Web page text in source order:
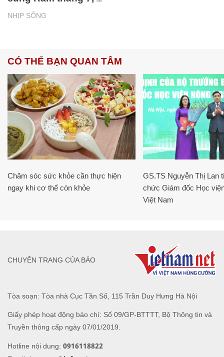
NHỊP SỐNG
CÓ THỂ BẠN QUAN TÂM
Chăm sóc sức khỏe cần thực hiện
ngay khi cơ thể còn khỏe
GS.TS Nguyễn Thị Lan
chức Giám đốc Học
Việt Nam
Tòa soạn: Tòa nhà Cục Tần Số, 115 Trần Duy Hưng Hà Nội
Giấy phép hoạt động báo chí: Số 09/GP-BTTTT, Bộ Thông tin và
Truyền thông cấp ngày 07/01/2019.
Hotline nội dung: 0916118822
CHUYÊN TRANG CỦA BÁO